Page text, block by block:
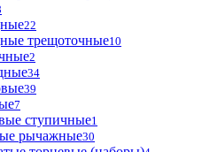
22
трещоточные10
2
34
39
7
ступичные1
рычажные30